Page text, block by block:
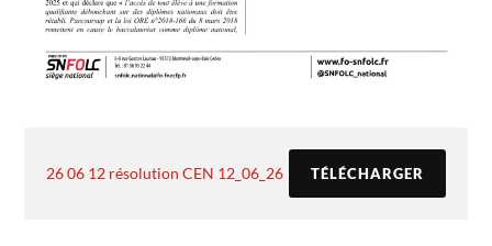
26 06 12 résolution CEN 12_06_26 TÉLÉCHARGER